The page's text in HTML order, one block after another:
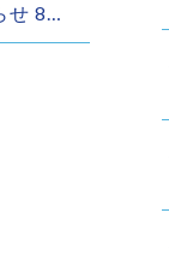
せ 8…